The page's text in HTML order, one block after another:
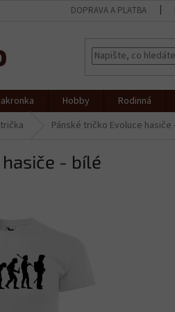
DOPRAVA A PLATBA
Hobby Rodinná
Pánské tričko Evoluce hasiče
- bílé